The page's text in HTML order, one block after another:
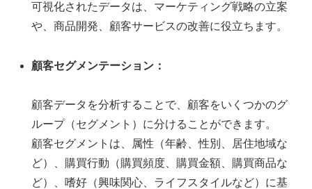
可視化されたデータは、マーケティング戦略の立案
や、商品開発、顧客サービスの改善に役立ちます。
顧客セグメンテーション：
顧客データを分析することで、顧客をいくつかのグ
ループ（セグメント）に分けることができます。
顧客セグメントは、属性（年齢、性別、居住地域な
ど）、購買行動（購買頻度、購買金額、購買商品な
ど）、嗜好（興味関心、ライフスタイルなど）に基